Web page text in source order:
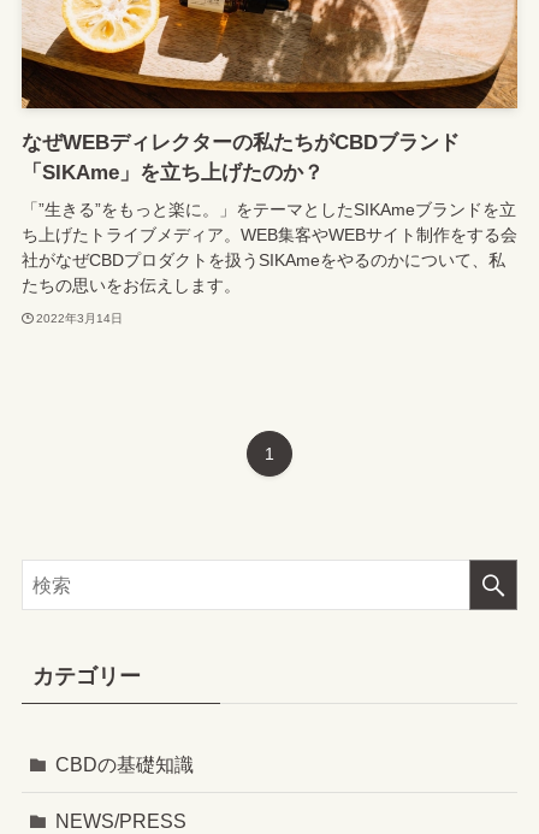
なぜWEBディレクターの私たちがCBDブランド
「SIKAme」を立ち上げたのか？
「”生きる”をもっと楽に。」をテーマとしたSIKAmeブランドを立
ち上げたトライブメディア。WEB集客やWEBサイト制作をする会
社がなぜCBDプロダクトを扱うSIKAmeをやるのかについて、私
たちの思いをお伝えします。
2022年3月14日
1
カテゴリー
CBDの基礎知識
NEWS/PRESS